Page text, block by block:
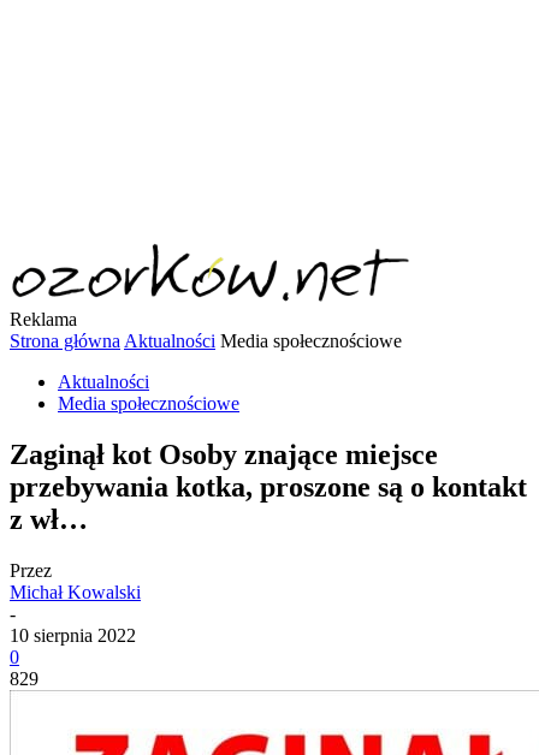
Reklama
Strona główna Aktualności Media społecznościowe
Aktualności
Media społecznościowe
Zaginął kot Osoby znające miejsce
przebywania kotka, proszone są o kontakt
z wł…
Przez
Michał Kowalski
-
10 sierpnia 2022
0
829